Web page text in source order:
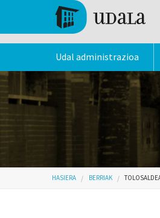
Skip to main content
Udal administrazioa
Hemen
HASIERA BERRIAK